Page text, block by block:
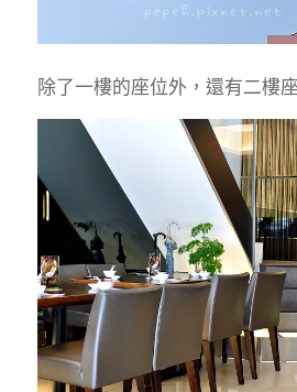
除了一樓的座位外，還有二樓